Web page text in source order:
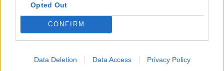
Opted Out
CONFIRM
Data Deletion Data Access Privacy Policy
ΠΕΡΙΣΣΌΤΕΡΑ ΣΕ ΑΥΤΉ ΤΗΝ ΚΑΤΗΓΟΡΊΑ